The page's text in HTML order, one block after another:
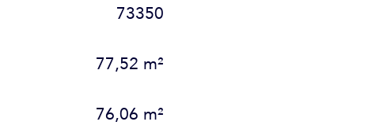
73350
77,52 m²
76,06 m²